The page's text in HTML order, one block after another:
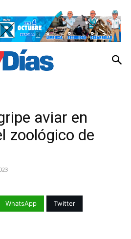
aviar en
zoológico de
WhatsApp Twitter